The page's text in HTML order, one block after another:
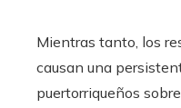
Mientras tanto, los
causan una
puertorriqueños